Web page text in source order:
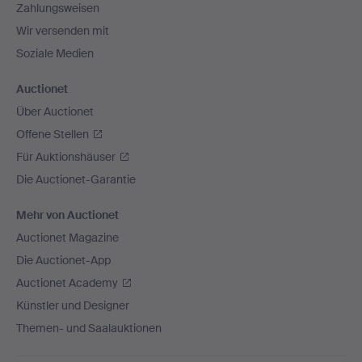
Zahlungsweisen
Wir versenden mit
Soziale Medien
Auctionet
Über Auctionet
Offene Stellen
Für Auktionshäuser
Die Auctionet-Garantie
Mehr von Auctionet
Auctionet Magazine
Die Auctionet-App
Auctionet Academy
Künstler und Designer
Themen- und Saalauktionen